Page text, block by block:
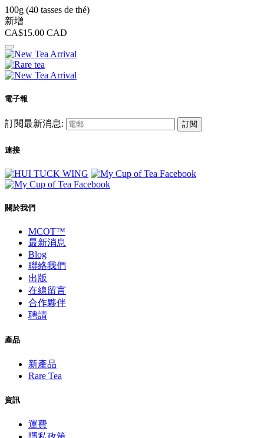
100g (40 tasses de thé)
新增
CA$15.00 CAD
電子報
訂閱最新消息: 訂閱
連接
關於我們
MCOT™
最新消息
Blog
聯絡我們
出版
在線留言
合作夥伴
聘請
產品
新產品
Rare Tea
資訊
運費